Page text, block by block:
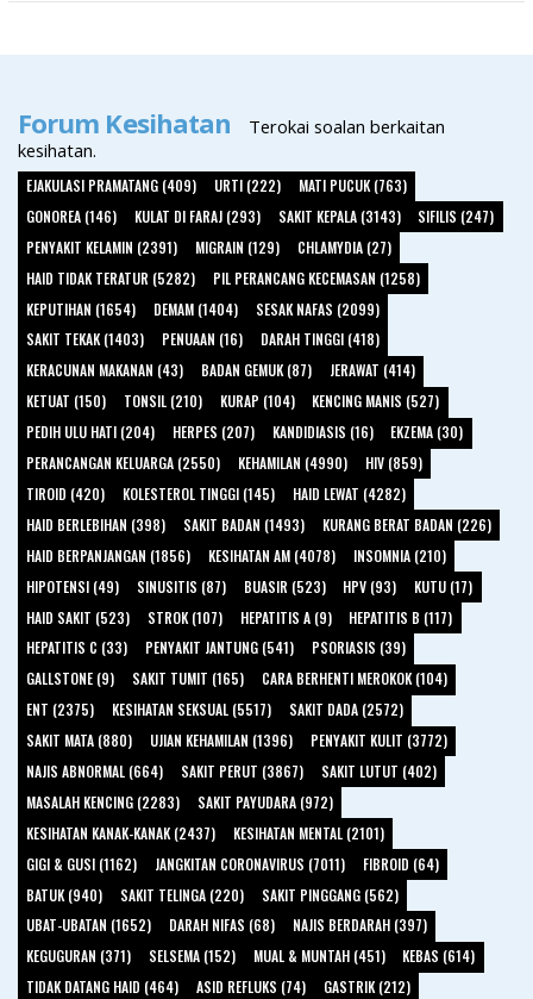
Forum Kesihatan
Terokai soalan berkaitan
kesihatan.
EJAKULASI PRAMATANG (409) URTI (222)
MATI PUCUK (763)
GONOREA (146)
KULAT DI FARAJ (293) SAKIT KEPALA (3143)
SIFILIS (247)
PENYAKIT KELAMIN (2391)
MIGRAIN (129)
CHLAMYDIA (27)
HAID TIDAK TERATUR (5282)
PIL PERANCANG KECEMASAN (1258)
KEPUTIHAN (1654)
DEMAM (1404)
SESAK NAFAS (2099)
SAKIT TEKAK (1403)
PENUAAN (16)
DARAH TINGGI (418)
KERACUNAN MAKANAN (43)
BADAN GEMUK (87)
JERAWAT (414)
KETUAT (150)
TONSIL (210) KURAP (104)
KENCING MANIS (527)
PEDIH ULU HATI (204)
HERPES (207) KANDIDIASIS (16)
EKZEMA (30)
PERANCANGAN KELUARGA (2550)
KEHAMILAN (4990)
HIV (859)
TIROID (420)
KOLESTEROL TINGGI (145)
HAID LEWAT (4282)
HAID BERLEBIHAN (398)
SAKIT BADAN (1493)
KURANG BERAT BADAN (226)
HAID BERPANJANGAN (1856)
KESIHATAN AM (4078)
INSOMNIA (210)
HIPOTENSI (49)
SINUSITIS (87) BUASIR (523) HPV (93)
KUTU (17)
HAID SAKIT (523)
STROK (107) HEPATITIS A (9)
HEPATITIS B (117)
HEPATITIS C (33)
PENYAKIT JANTUNG (541)
PSORIASIS (39)
GALLSTONE (9)
SAKIT TUMIT (165)
CARA BERHENTI MEROKOK (104)
ENT (2375)
KESIHATAN SEKSUAL (5517)
SAKIT DADA (2572)
SAKIT MATA (880)
UJIAN KEHAMILAN (1396)
PENYAKIT KULIT (3772)
NAJIS ABNORMAL (664)
SAKIT PERUT (3867)
SAKIT LUTUT (402)
MASALAH KENCING (2283)
SAKIT PAYUDARA (972)
KESIHATAN KANAK-KANAK (2437)
KESIHATAN MENTAL (2101)
GIGI & GUSI (1162)
JANGKITAN CORONAVIRUS (7011)
FIBROID (64)
BATUK (940)
SAKIT TELINGA (220)
SAKIT PINGGANG (562)
UBAT-UBATAN (1652)
DARAH NIFAS (68)
NAJIS BERDARAH (397)
KEGUGURAN (371)
SELSEMA (152) MUAL & MUNTAH (451)
KEBAS (614)
TIDAK DATANG HAID (464)
ASID REFLUKS (74)
GASTRIK (212)